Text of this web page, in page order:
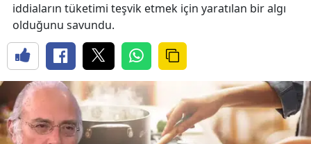
iddiaların tüketimi teşvik etmek için yaratılan bir algı
olduğunu savundu.